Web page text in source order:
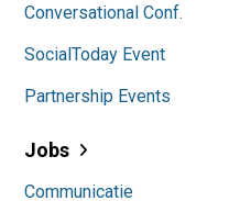
Conversational Conf.
SocialToday Event
Partnership Events
Jobs
Communicatie